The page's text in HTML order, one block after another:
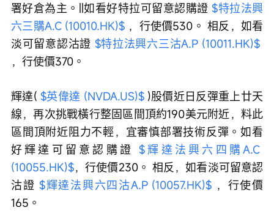
署好倉為主。||如看好特拉可留意認購證 $特拉法興
六三購A.C (10010.HK)$ ，行使價530。 相反，如看
淡可留意認沽證 $特拉法興六三沽A.P (10011.HK)$
，行使價370。
輝達( $英偉達 (NVDA.US)$ )股價近日反彈重上廿天
線，再次挑戰橫行整固區間頂約190美元附近，料此
區間頂附近阻力不輕，宜審慎部署技術反彈。如看
好輝達可留意認購證 $輝達法興六四購A.C
(10055.HK)$，行使價230。 相反，如看淡可留意認
沽證 $輝達法興六四沽A.P (10057.HK)$ ，行使價
165。